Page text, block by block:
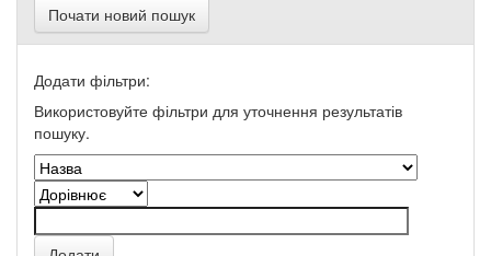
Почати новий пошук
Додати фільтри:
Використовуйте фільтри для уточнення результатів
пошуку.